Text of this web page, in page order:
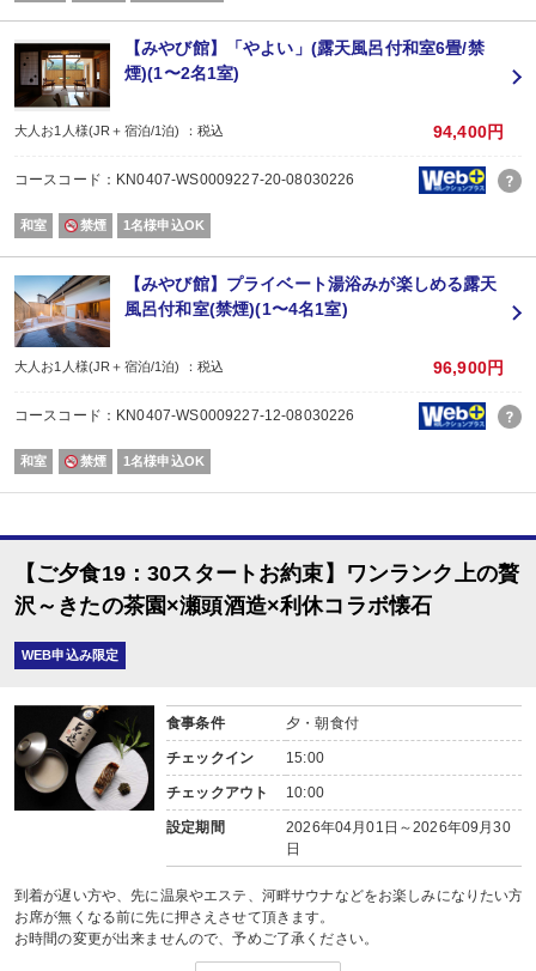
【みやび館】「やよい」(露天風呂付和室6畳/禁
煙)(1〜2名1室)
大人お1人様(JR＋宿泊/1泊) ：税込 94,400円
コースコード：KN0407-WS0009227-20-08030226
和室 禁煙 1名様申込OK
【みやび館】プライベート湯浴みが楽しめる露天
風呂付和室(禁煙)(1〜4名1室)
大人お1人様(JR＋宿泊/1泊) ：税込 96,900円
コースコード：KN0407-WS0009227-12-08030226
和室 禁煙 1名様申込OK
【ご夕食19：30スタートお約束】ワンランク上の贅
沢～きたの茶園×瀬頭酒造×利休コラボ懐石
WEB申込み限定
食事条件 夕・朝食付
チェックイン 15:00
チェックアウト 10:00
設定期間
2026年04月01日～2026年09月30
日
到着が遅い方や、先に温泉やエステ、河畔サウナなどをお楽しみになりたい方
お席が無くなる前に先に押さえさせて頂きます。
お時間の変更が出来ませんので、予めご了承ください。